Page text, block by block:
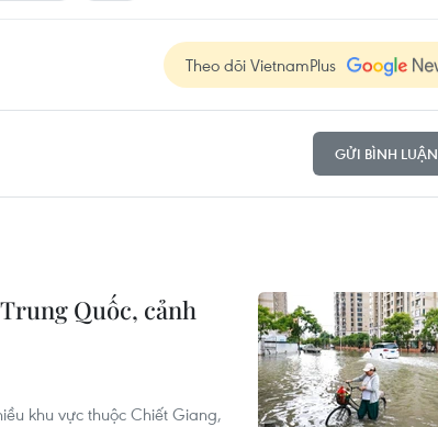
Theo dõi VietnamPlus
GỬI BÌNH LUẬN
Quốc, cảnh
khu vực thuộc Chiết Giang,